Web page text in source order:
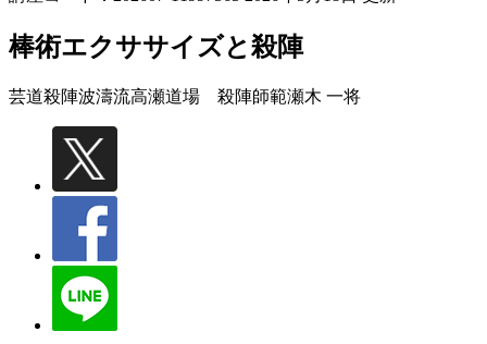
棒術エクササイズと殺陣
芸道殺陣波濤流高瀬道場 殺陣師範瀬木 一将